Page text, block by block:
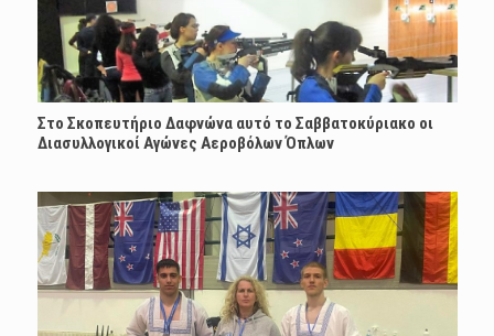
Στο Σκοπευτήριο Δαφνώνα αυτό το Σαββατοκύριακο οι
Διασυλλογικοί Αγώνες Αεροβόλων Όπλων